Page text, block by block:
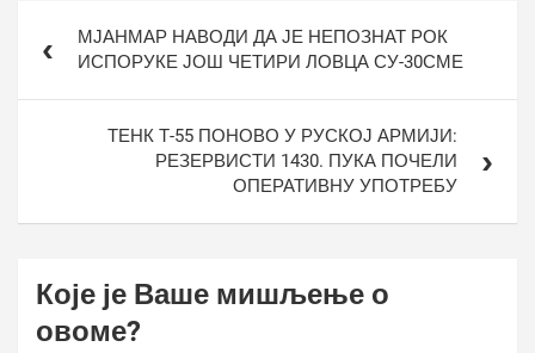
чланкаМЈАНМАР НАВОДИ ДА ЈЕ НЕПОЗНАТ РОК
ИСПОРУКЕ ЈОШ ЧЕТИРИ ЛОВЦА СУ-30СМЕ
ТЕНК Т-55 ПОНОВО У РУСКОЈ АРМИЈИ:
РЕЗЕРВИСТИ 1430. ПУКА ПОЧЕЛИ
ОПЕРАТИВНУ УПОТРЕБУ
Које је Ваше мишљење о
овоме?